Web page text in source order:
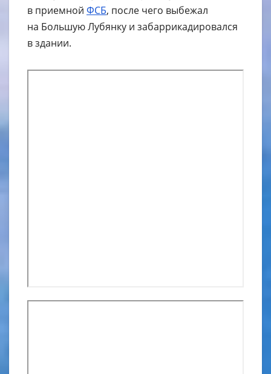
в приемной ФСБ, после чего выбежал
на Большую Лубянку и забаррикадировался
в здании.